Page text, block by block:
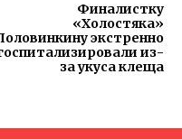
Финалистку
«Холостяка»
экстренно
из-
за укуса клеща